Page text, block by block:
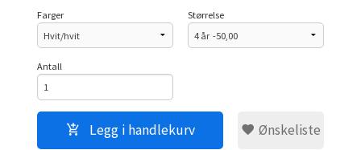
Farger Størrelse
Antall
Legg i handlekurv Ønskeliste